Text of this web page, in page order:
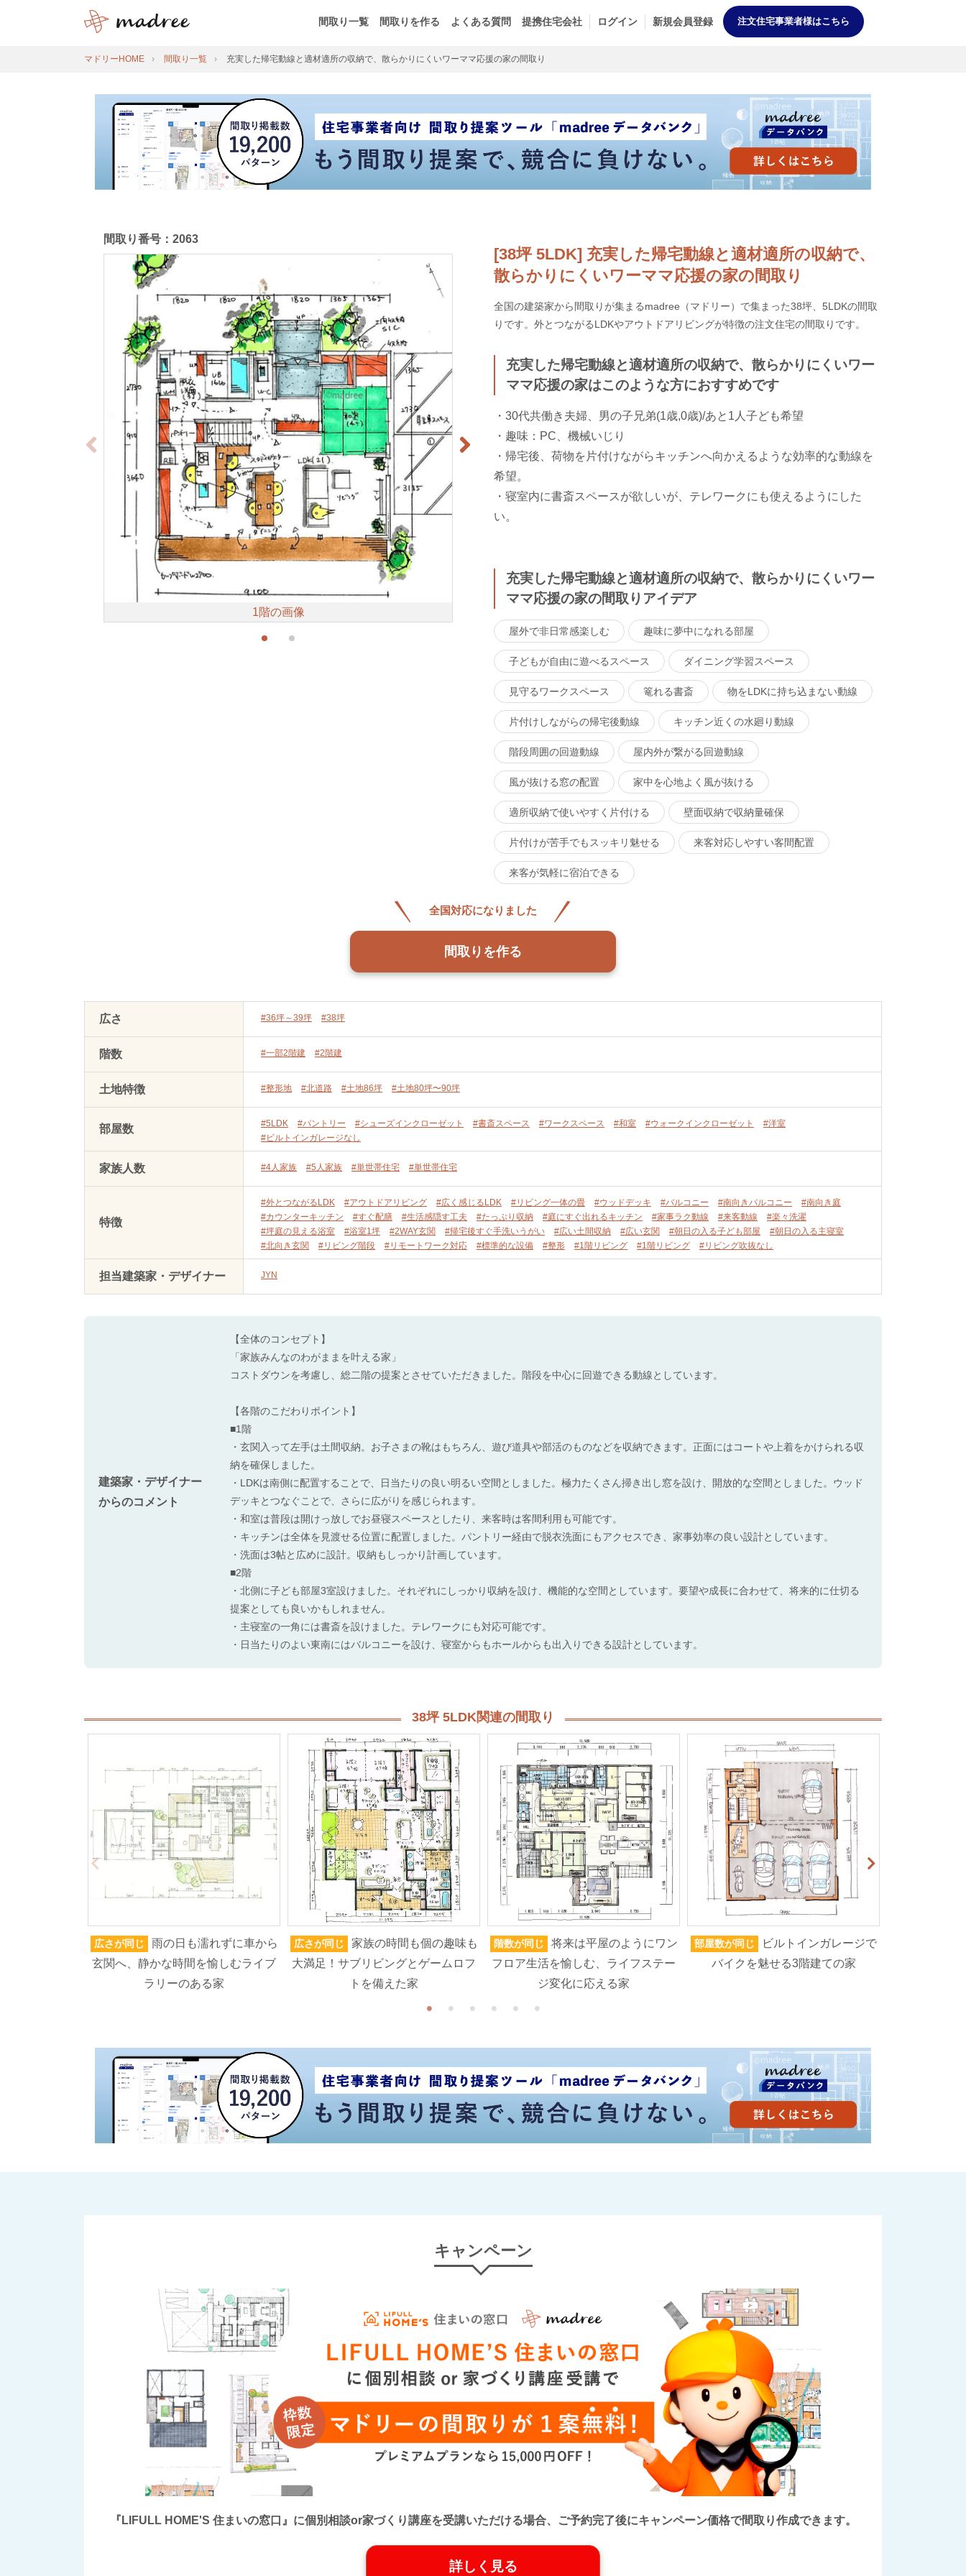
間取り一覧 間取りを作る よくある質問 提携住宅会社 ログイン 新規会員登録 注文住宅事業者様はこちら
マドリーHOME 間取り一覧 充実した帰宅動線と適材適所の収納で、散らかりにくいワーママ応援の家の間取り
[38坪 5LDK] 充実した帰宅動線と適材適所の収納で、
散らかりにくいワーママ応援の家の間取り
全国の建築家から間取りが集まるmadree（マドリー）で集まった38坪、5LDKの間取
りです。外とつながるLDKやアウトドアリビングが特徴の注文住宅の間取りです。
充実した帰宅動線と適材適所の収納で、散らかりにくいワー
ママ応援の家はこのような方におすすめです
・30代共働き夫婦、男の子兄弟(1歳,0歳)/あと1人子ども希望
・趣味：PC、機械いじり
・帰宅後、荷物を片付けながらキッチンへ向かえるような効率的な動線を
希望。
・寝室内に書斎スペースが欲しいが、テレワークにも使えるようにした
い。
充実した帰宅動線と適材適所の収納で、散らかりにくいワー
ママ応援の家の間取りアイデア
屋外で非日常感楽しむ 趣味に夢中になれる部屋
子どもが自由に遊べるスペース ダイニング学習スペース
見守るワークスペース 篭れる書斎 物をLDKに持ち込まない動線
片付けしながらの帰宅後動線 キッチン近くの水廻り動線
階段周囲の回遊動線 屋内外が繋がる回遊動線
風が抜ける窓の配置 家中を心地よく風が抜ける
適所収納で使いやすく片付ける 壁面収納で収納量確保
片付けが苦手でもスッキリ魅せる 来客対応しやすい客間配置
来客が気軽に宿泊できる
間取り番号：2063
1階の画像
全国対応になりました
間取りを作る
広さ #36坪～39坪 #38坪
階数 #一部2階建 #2階建
土地特徴 #整形地 #北道路 #土地86坪 #土地80坪〜90坪
部屋数 #5LDK #パントリー #シューズインクローゼット #書斎スペース #ワークスペース #和室 #ウォークインクローゼット
#洋室
#ビルトインガレージなし
家族人数 #4人家族 #5人家族 #単世帯住宅 #単世帯住宅
特徴
#外とつながるLDK #アウトドアリビング #広く感じるLDK #リビング一体の畳 #ウッドデッキ #バルコニー #南向きバルコニー
#南向き庭
#カウンターキッチン
#すぐ配膳 #生活感隠す工夫 #たっぷり収納 #庭にすぐ出れるキッチン #家事ラク動線 #来客動線
#楽々洗濯
#坪庭の見える浴室
#浴室1坪 #2WAY玄関 #帰宅後すぐ手洗いうがい #広い土間収納 #広い玄関 #朝日の入る子ども部屋
#朝日の入る主寝室
#北向き玄関
#リビング階段 #リモートワーク対応 #標準的な設備 #整形 #1階リビング #1階リビング #リビング吹抜なし
担当建築家・デザイナー JYN
建築家・デザイナー
からのコメント
【全体のコンセプト】
「家族みんなのわがままを叶える家」
コストダウンを考慮し、総二階の提案とさせていただきました。階段を中心に回遊できる動線としています。
【各階のこだわりポイント】
■1階
・玄関入って左手は土間収納。お子さまの靴はもちろん、遊び道具や部活のものなどを収納できます。正面にはコートや上着をかけられる収
納を確保しました。
・LDKは南側に配置することで、日当たりの良い明るい空間としました。極力たくさん掃き出し窓を設け、開放的な空間としました。ウッド
デッキとつなぐことで、さらに広がりを感じられます。
・和室は普段は開けっ放しでお昼寝スペースとしたり、来客時は客間利用も可能です。
・キッチンは全体を見渡せる位置に配置しました。パントリー経由で脱衣洗面にもアクセスでき、家事効率の良い設計としています。
・洗面は3帖と広めに設計。収納もしっかり計画しています。
■2階
・北側に子ども部屋3室設けました。それぞれにしっかり収納を設け、機能的な空間としています。要望や成長に合わせて、将来的に仕切る
提案としても良いかもしれません。
・主寝室の一角には書斎を設けました。テレワークにも対応可能です。
・日当たりのよい東南にはバルコニーを設け、寝室からもホールからも出入りできる設計としています。
38坪 5LDK関連の間取り
広さが同じ
雨の日も濡れずに車から
玄関へ、静かな時間を愉しむライブ
ラリーのある家
広さが同じ
家族の時間も個の趣味も
大満足！サブリビングとゲームロフ
トを備えた家
階数が同じ
将来は平屋のようにワン
フロア生活を愉しむ、ライフステー
ジ変化に応える家
部屋数が同じ
ビルトインガレージで
バイクを魅せる3階建ての家
キャンペーン
『LIFULL HOME'S 住まいの窓口』に個別相談or家づくり講座を受講いただける場合、ご予約完了後にキャンペーン価格で間取り作成できます。
詳しく見る